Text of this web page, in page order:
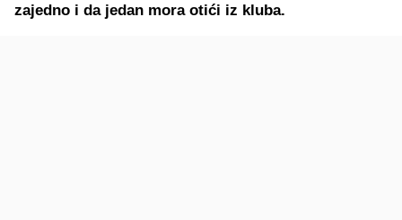
zajedno i da jedan mora otići iz kluba.